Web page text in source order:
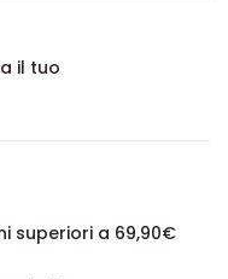
il tuo
superiori a 69,90€